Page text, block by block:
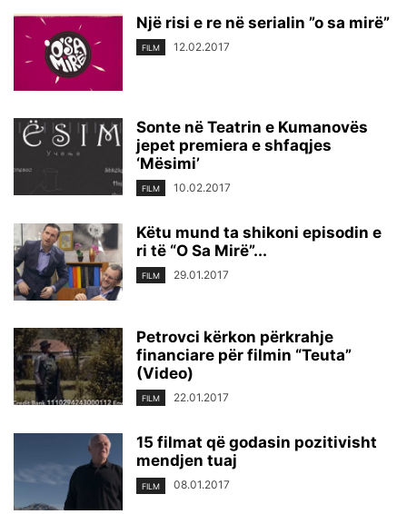
Një risi e re në serialin ”o sa mirë”
FILM 12.02.2017
Sonte në Teatrin e Kumanovës
jepet premiera e shfaqjes
‘Mësimi’
FILM 10.02.2017
Këtu mund ta shikoni episodin e
ri të “O Sa Mirë”...
FILM 29.01.2017
Petrovci kërkon përkrahje
financiare për filmin “Teuta”
(Video)
FILM 22.01.2017
15 filmat që godasin pozitivisht
mendjen tuaj
FILM 08.01.2017